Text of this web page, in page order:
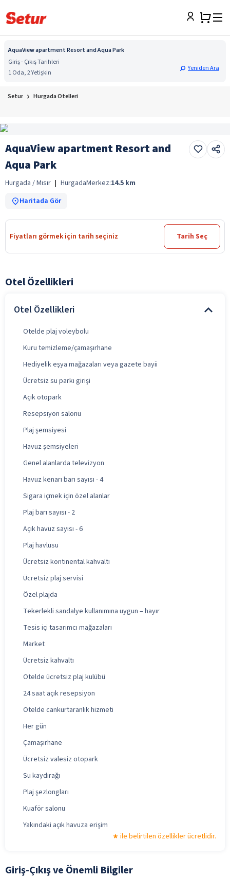
AquaView apartment Resort and Aqua Park
Giriş - Çıkış Tarihleri
1 Oda, 2 Yetişkin
Yeniden Ara
Setur Hurgada Otelleri
AquaView apartment Resort and
Aqua Park
Hurgada / Mısır | HurgadaMerkez:14.5 km
Haritada Gör
Fiyatları görmek için tarih seçiniz Tarih Seç
Otel Özellikleri
Otel Özellikleri
Otelde plaj voleybolu
Kuru temizleme/çamaşırhane
Hediyelik eşya mağazaları veya gazete bayii
Ücretsiz su parkı girişi
Açık otopark
Resepsiyon salonu
Plaj şemsiyesi
Havuz şemsiyeleri
Genel alanlarda televizyon
Havuz kenarı barı sayısı - 4
Sigara içmek için özel alanlar
Plaj barı sayısı - 2
Açık havuz sayısı - 6
Plaj havlusu
Ücretsiz kontinental kahvaltı
Ücretsiz plaj servisi
Özel plajda
Tekerlekli sandalye kullanımına uygun – hayır
Tesis içi tasarımcı mağazaları
Market
Ücretsiz kahvaltı
Otelde ücretsiz plaj kulübü
24 saat açık resepsiyon
Otelde cankurtaranlık hizmeti
Her gün
Çamaşırhane
Ücretsiz valesiz otopark
Su kaydırağı
Plaj şezlongları
Kuaför salonu
Yakındaki açık havuza erişim
ile belirtilen özellikler ücretlidir.
Giriş-Çıkış ve Önemli Bilgiler